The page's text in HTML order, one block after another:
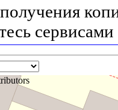
сервисами